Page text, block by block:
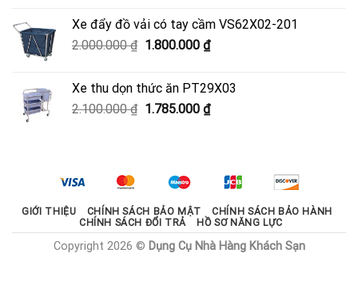
950.000 ₫.là:
600.000 ₫.
Xe đẩy đồ vải có tay cầm VS62X02-201
2.000.000₫ Giá
2.000.000 ₫.
1.800.000 ₫Giá
là:
1.800.000 ₫.
Xe thu dọn thức ăn PT29X03
2.100.000₫ Giá
1.785.000 ₫Giá
1.785.000 ₫.
GIỚI THIỆU CHÍNH SÁCH BẢO MẬT
CHÍNH SÁCH BẢO HÀNH
CHÍNH SÁCH ĐỔI TRẢ
HỒ SƠ NĂNG LỰC
Copyright 2026 © Dụng Cụ Nhà Hàng Khách Sạn